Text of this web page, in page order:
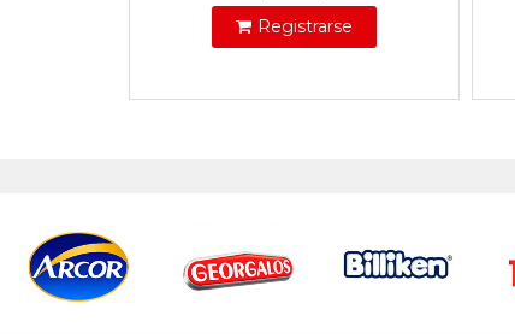
Registrarse